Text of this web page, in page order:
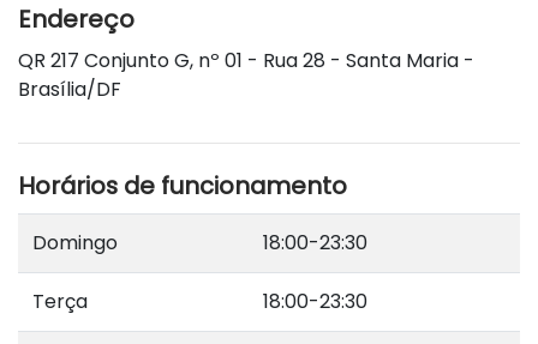
Endereço
QR 217 Conjunto G, nº 01 - Rua 28 - Santa Maria -
Brasília/DF
Horários de funcionamento
Domingo 18:00-23:30
Terça 18:00-23:30